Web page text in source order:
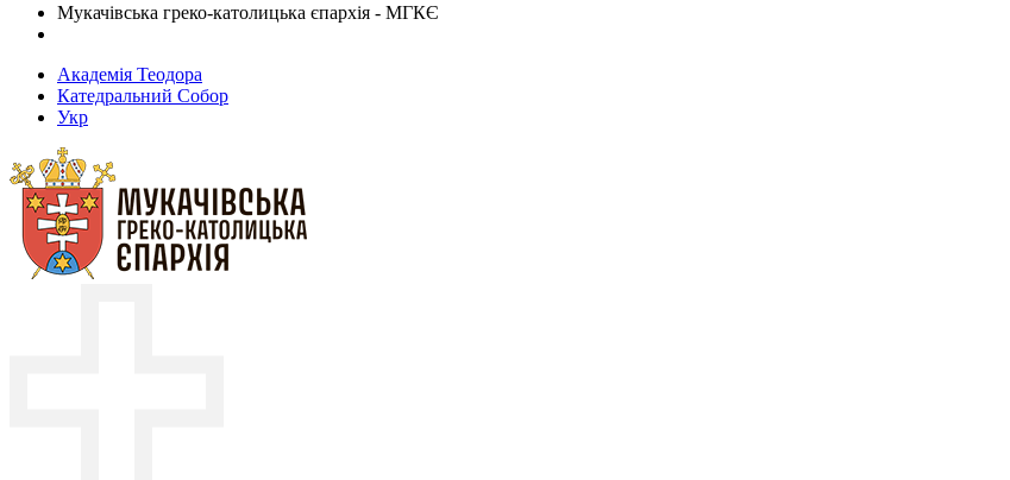
Мукачівська греко-католицька єпархія - МГКЄ
Академія Теодора
Катедральний Собор
Укр